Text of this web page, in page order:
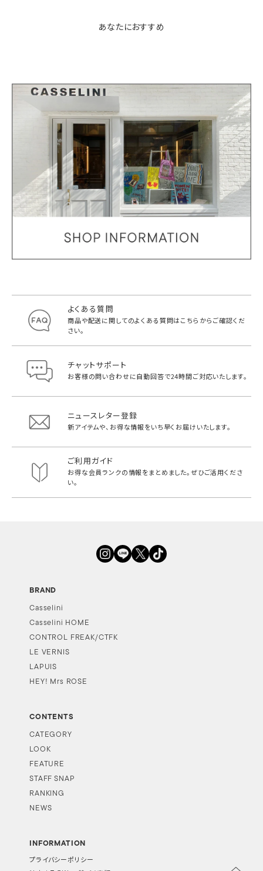
あなたにおすすめ
よくある質問
商品や配送に関してのよくある質問はこちらからご確認くだ
さい。
チャットサポート
お客様の問い合わせに自動回答で24時間ご対応いたします。
ニュースレター登録
新アイテムや、お得な情報をいち早く お届けいたします。
ご利用ガイド
お得な会員ランクの情報をまとめました。ぜひご活用くださ
い。
BRAND
Casselini
Casselini HOME
CONTROL FREAK/CTFK
LE VERNIS
LAPUIS
HEY! Mrs ROSE
CONTENTS
CATEGORY
LOOK
FEATURE
STAFF SNAP
RANKING
NEWS
INFORMATION
プライバシーポリシー